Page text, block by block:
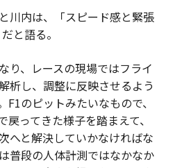
川内は、「スピード感と緊張
と語る。
り、レースの現場ではフライ
析し、調整に反映させるよう
のピットみたいなもので、
ってきた様子を踏まえて、
へと解決していかなければな
普段の人体計測ではなかなか